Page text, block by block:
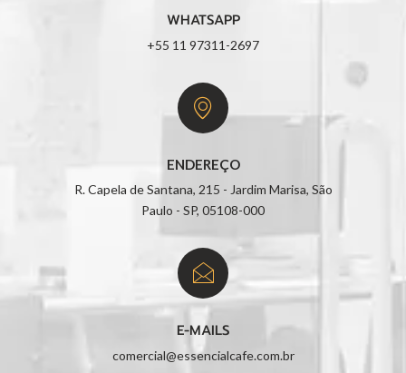
WHATSAPP
+55 11 97311-2697
ENDEREÇO
R. Capela de Santana, 215 - Jardim Marisa, São
Paulo - SP, 05108-000
E-MAILS
comercial@essencialcafe.com.br